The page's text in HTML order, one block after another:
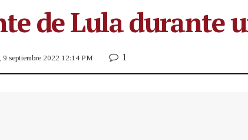
de Lula durante
9 septiembre 2022 12:14 PM 1